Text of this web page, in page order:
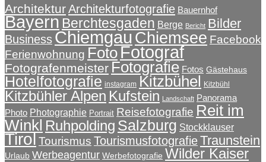
auf
der
Produktseite
gewählt
werden
ArchitekturArchitekturfotografie Bauernhof
Bayern Berchtesgaden Berge Bericht Bilder
BusinessChiemgauChiemsee Facebook
Ferienwohnung FotoFotograf
Fotografenmeister Fotografie Fotos Gästehaus
Hotelfotografie instagram Kitzbühel Kitzbühl
Kitzbühler Alpen Kufstein Landschaft Panorama
Photo Photographie Portrait Reisefotografie Reit im
Winkl Ruhpolding Salzburg Stockklauser
TirolTourismus TourismusfotografieTraunstein
Urlaub Werbeagentur Werbefotografie Wilder Kaiser